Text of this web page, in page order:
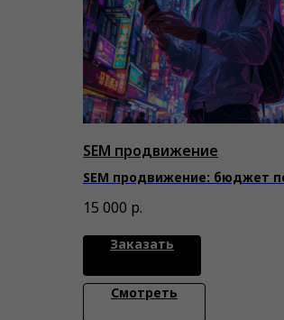
SEM продвижение
SEM продвижение: бюджет
15 000 р.
Заказать
Смотреть